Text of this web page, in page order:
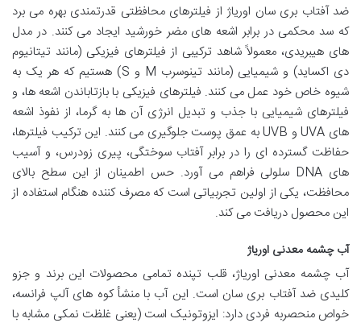
ضد آفتاب بری سان اوریاژ از فیلترهای محافظتی قدرتمندی بهره می برد
که سد محکمی در برابر اشعه های مضر خورشید ایجاد می کنند. در مدل
های هیبریدی، معمولاً شاهد ترکیبی از فیلترهای فیزیکی (مانند تیتانیوم
دی اکساید) و شیمیایی (مانند تینوسرب M و S) هستیم که هر یک به
شیوه خاص خود عمل می کنند. فیلترهای فیزیکی با بازتاباندن اشعه ها، و
فیلترهای شیمیایی با جذب و تبدیل انرژی آن ها به گرما، از نفوذ اشعه
های UVA و UVB به عمق پوست جلوگیری می کنند. این ترکیب فیلترها،
حفاظت گسترده ای را در برابر آفتاب سوختگی، پیری زودرس، و آسیب
های DNA سلولی فراهم می آورد. حس اطمینان از این سطح بالای
محافظت، یکی از اولین تجربیاتی است که مصرف کننده هنگام استفاده از
این محصول دریافت می کند.
آب چشمه معدنی اوریاژ
آب چشمه معدنی اوریاژ، قلب تپنده تمامی محصولات این برند و جزو
کلیدی ضد آفتاب بری سان است. این آب با منشأ کوه های آلپ فرانسه،
خواص منحصربه فردی دارد: ایزوتونیک است (یعنی غلظت نمکی مشابه با